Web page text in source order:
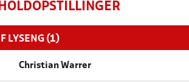
HOLDOPSTILLINGER
IF LYSENG (1)
Christian Warrer